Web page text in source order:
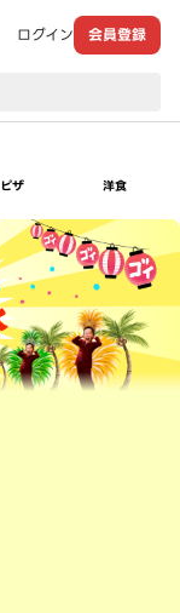
ログイン 会員登録
ピザ 洋食